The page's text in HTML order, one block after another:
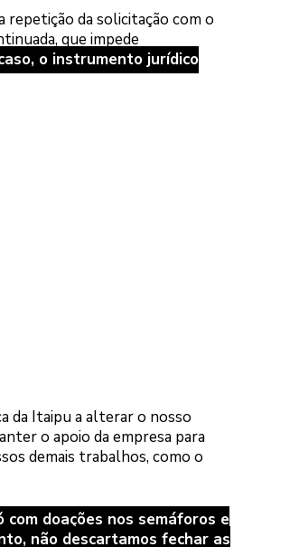
da solicitação com o
que impede
o instrumento jurídico
da Itaipu a alterar o nosso
o apoio da empresa para
demais trabalhos, como o
doações nos semáforos e
não descartamos fechar as